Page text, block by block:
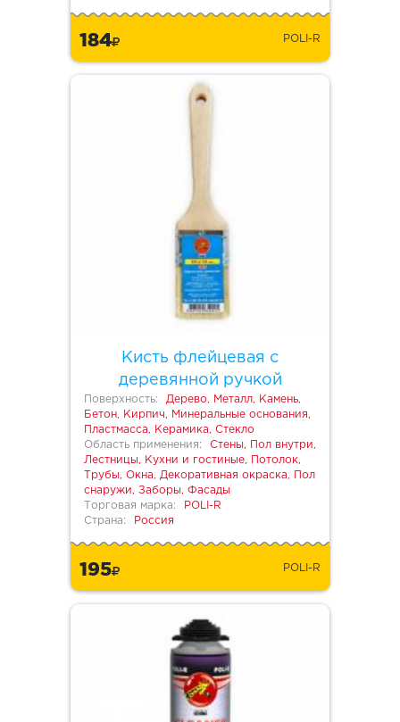
184 POLI-R
Кисть флейцевая с
деревянной ручкой
Поверхность:
Дерево, Металл, Камень,
Бетон, Кирпич, Минеральные основания,
Пластмасса, Керамика, Стекло
Область применения:
Стены, Пол внутри,
Лестницы, Кухни и гостиные, Потолок,
Трубы, Окна, Декоративная окраска, Пол
снаружи, Заборы, Фасады
Торговая марка:
POLI-R
Страна:
Россия
195 POLI-R